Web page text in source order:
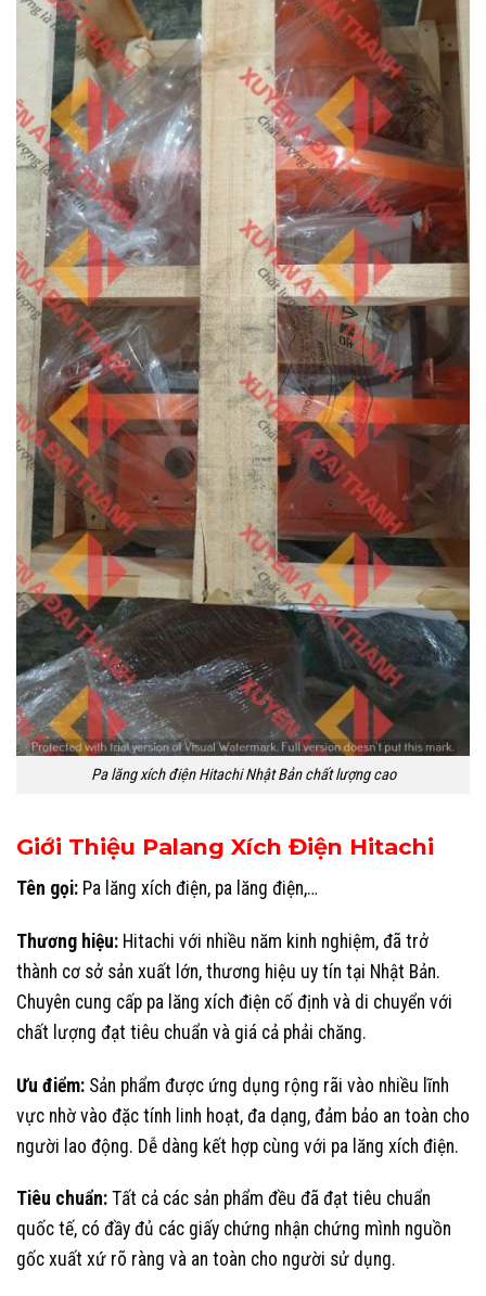
Pa lăng xích điện Hitachi Nhật Bản chất lượng cao
Giới Thiệu Palang Xích Điện Hitachi
Tên gọi: Pa lăng xích điện, pa lăng điện,…
Thương hiệu: Hitachi với nhiều năm kinh nghiệm, đã trở
thành cơ sở sản xuất lớn, thương hiệu uy tín tại Nhật Bản.
Chuyên cung cấp pa lăng xích điện cố định và di chuyển với
chất lượng đạt tiêu chuẩn và giá cả phải chăng.
Ưu điểm: Sản phẩm được ứng dụng rộng rãi vào nhiều lĩnh
vực nhờ vào đặc tính linh hoạt, đa dạng, đảm bảo an toàn cho
người lao động. Dễ dàng kết hợp cùng với pa lăng xích điện.
Tiêu chuẩn: Tất cả các sản phẩm đều đã đạt tiêu chuẩn
quốc tế, có đầy đủ các giấy chứng nhận chứng mình nguồn
gốc xuất xứ rõ ràng và an toàn cho người sử dụng.